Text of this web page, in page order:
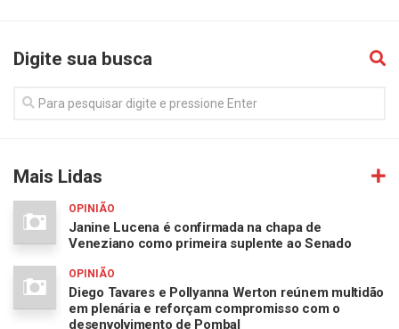
Digite sua busca
Mais Lidas
OPINIÃO
Janine Lucena é confirmada na chapa de
Veneziano como primeira suplente ao Senado
OPINIÃO
Diego Tavares e Pollyanna Werton reúnem multidão
em plenária e reforçam compromisso com o
desenvolvimento de Pombal